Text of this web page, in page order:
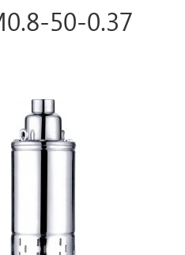
50-0.37